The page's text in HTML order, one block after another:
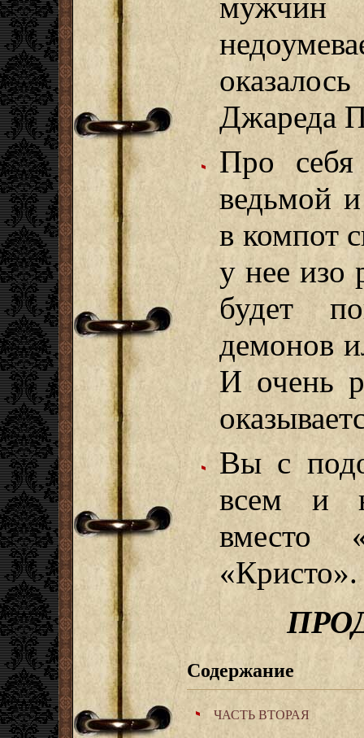
Джареда
Про
ведьмой и
в компот
у нее изо
будет
демонов
И очень
Вы с
всем и
вместо
«Кристо».
Содержание
ЧАСТЬ ВТОРАЯ